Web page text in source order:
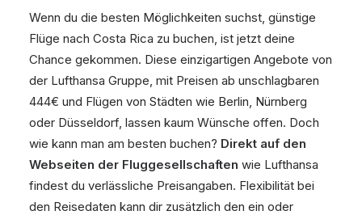
Wenn du die besten Möglichkeiten suchst, günstige
Flüge nach Costa Rica zu buchen, ist jetzt deine
Chance gekommen. Diese einzigartigen Angebote von
der Lufthansa Gruppe, mit Preisen ab unschlagbaren
444€ und Flügen von Städten wie Berlin, Nürnberg
oder Düsseldorf, lassen kaum Wünsche offen. Doch
wie kann man am besten buchen? Direkt auf den
Webseiten der Fluggesellschaften wie Lufthansa
findest du verlässliche Preisangaben. Flexibilität bei
den Reisedaten kann dir zusätzlich den ein oder